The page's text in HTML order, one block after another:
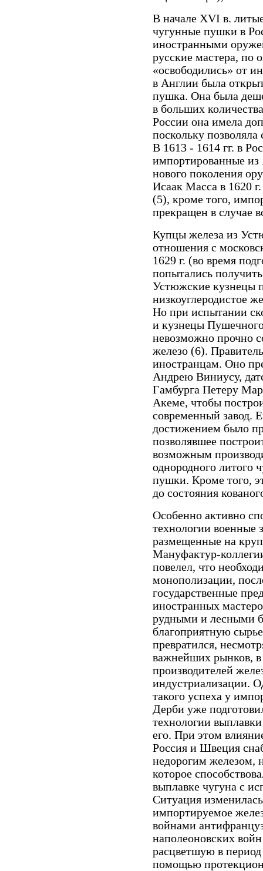
В начале XVI в.
чугунные пушки в
иностранными
русские мастера, по
«освободились» от
в Англии была
пушка. Она была
в больших
России она имела
поскольку
В 1613 - 1614 гг. в
импортированные
нового поколения
Исаак Масса в 1620
(5), кроме того,
прекращен в случае
Купцы железа из
отношения с
1629 г. (во время
попытались
Устюжские кузнецы
низкоуглеродистое
Но при испытании
и кузнецы
невозможно прочно
железо (6).
иностранцам. Оно
Андрею Виниусу,
Гамбурга Петеру
Акеме, чтобы
современный завод.
достижением было
позволявшее
возможным
однородного литого
пушки. Кроме того,
до состояния
Особенно активно
технологии военные
размещенные на
Мануфактур-
повелел, что
монополизации,
государственные
иностранных
рудными и лесными
благоприятную
превратился,
важнейших рынков,
производителей
индустриализации.
такого успеха у
Дерби уже
технологии
его. При этом
Россия и Швеция
недорогим железом,
которое
выплавке чугуна с
Ситуация
импортируемое
войнами
наполеоновских
расцветшую в
помощью